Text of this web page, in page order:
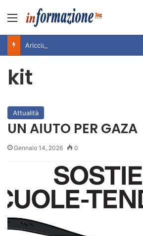
Menu
kit
Attualità
UN AIUTO PER GAZA
Gennaio 14, 2026 0